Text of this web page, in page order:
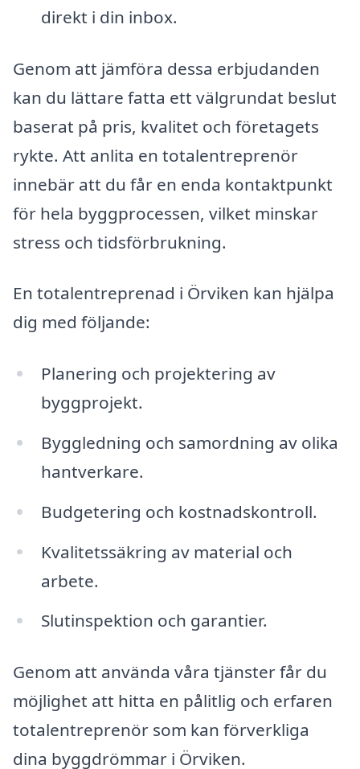
direkt i din inbox.
Genom att jämföra dessa erbjudanden
kan du lättare fatta ett välgrundat beslut
baserat på pris, kvalitet och företagets
rykte. Att anlita en totalentreprenör
innebär att du får en enda kontaktpunkt
för hela byggprocessen, vilket minskar
stress och tidsförbrukning.
En totalentreprenad i Örviken kan hjälpa
dig med följande:
Planering och projektering av
byggprojekt.
Byggledning och samordning av olika
hantverkare.
Budgetering och kostnadskontroll.
Kvalitetssäkring av material och
arbete.
Slutinspektion och garantier.
Genom att använda våra tjänster får du
möjlighet att hitta en pålitlig och erfaren
totalentreprenör som kan förverkliga
dina byggdrömmar i Örviken.